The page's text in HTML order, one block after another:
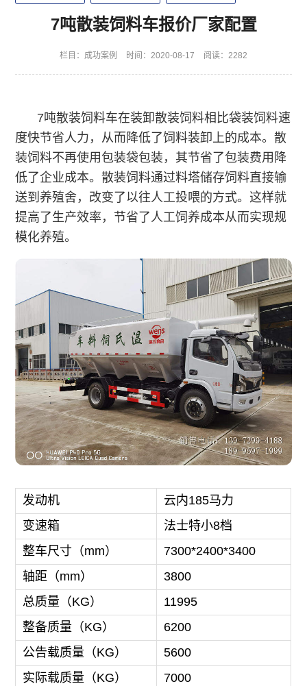
7吨散装饲料车报价厂家配置
栏目： 成功案例 时间：2020-08-17 阅读：2282
7吨散装饲料车在装卸散装饲料相比袋装饲料速
度快节省人力，从而降低了饲料装卸上的成本。散
装饲料不再使用包装袋包装，其节省了包装费用降
低了企业成本。散装饲料通过料塔储存饲料直接输
送到养殖舍，改变了以往人工投喂的方式。这样就
提高了生产效率，节省了人工饲养成本从而实现规
模化养殖。
发动机
云内185马力
变速箱
法士特小8档
整车尺寸（mm）
7300*2400*3400
轴距（mm）
3800
总质量（KG）
11995
整备质量（KG）
6200
公告载质量（KG）
5600
实际载质量（KG）
7000